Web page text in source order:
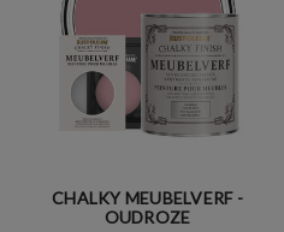
CHALKY MEUBELVERF -
OUDROZE